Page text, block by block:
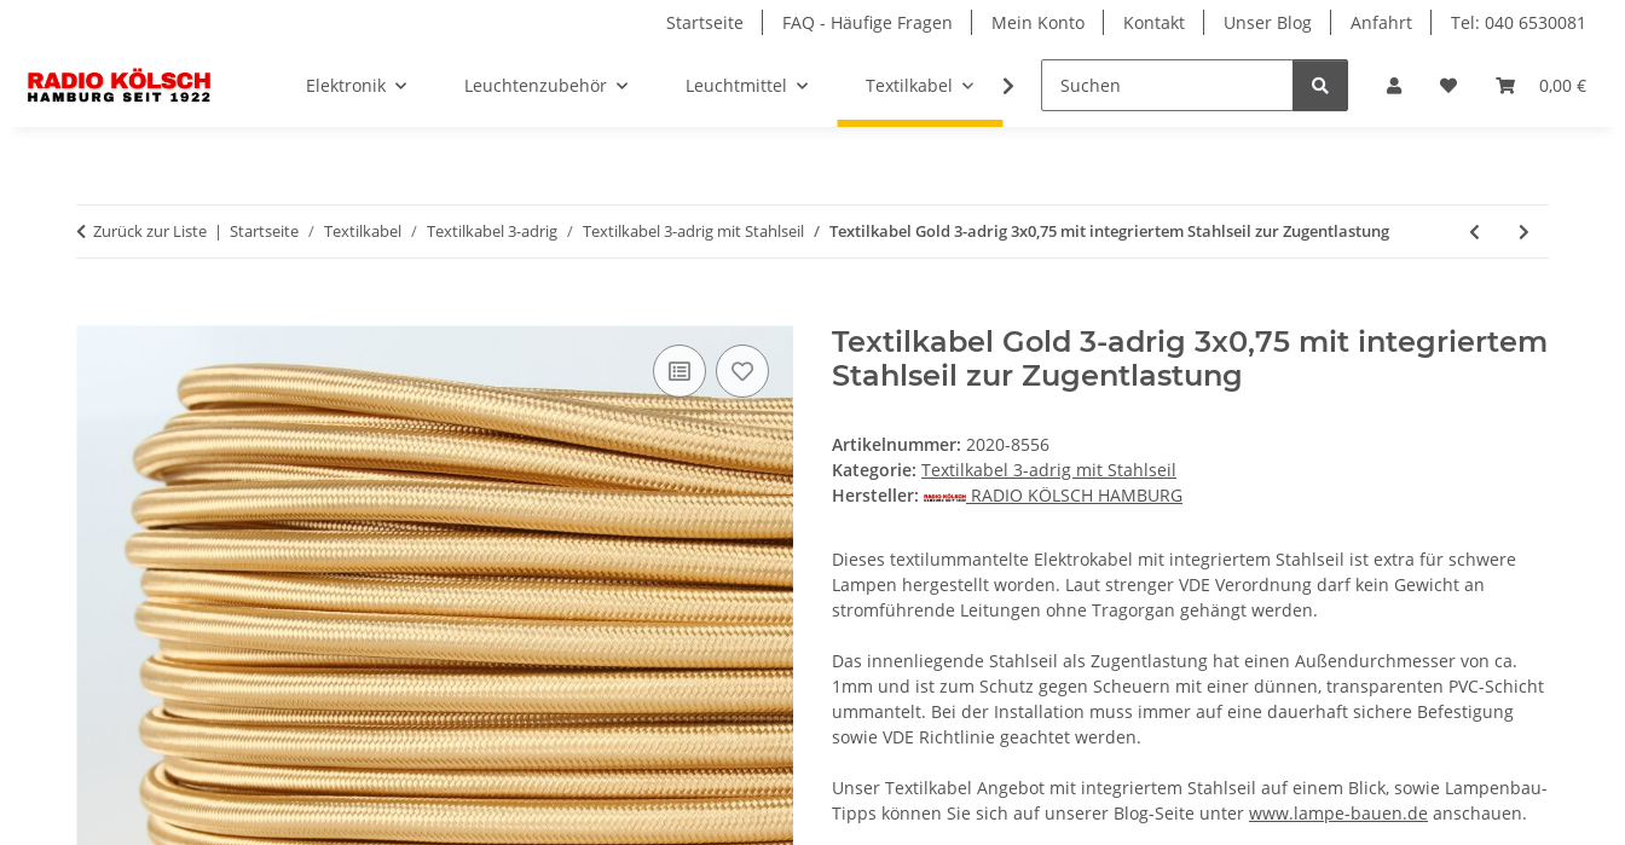
Startseite FAQ - Häufige Fragen Mein Konto Kontakt Unser Blog Anfahrt Tel: 040 6530081
0,00 €
Elektronik Leuchtenzubehör Leuchtmittel Textilkabel Möbel-Ersatzteile
Zurück zur Liste Startseite Textilkabel Textilkabel 3-adrig Textilkabel 3-adrig mit Stahlseil Textilkabel Gold 3-adrig 3x0,75 mit integriertem Stahlseil zur Zugentlastung
Textilkabel Gold 3-adrig 3x0,75 mit integriertem
Stahlseil zur Zugentlastung
Artikelnummer: 2020-8556
Kategorie: Textilkabel 3-adrig mit Stahlseil
Hersteller:
RADIO KÖLSCH HAMBURG
Dieses textilummantelte Elektrokabel mit integriertem Stahlseil ist extra für schwere
Lampen hergestellt worden. Laut strenger VDE Verordnung darf kein Gewicht an
stromführende Leitungen ohne Tragorgan gehängt werden.
Das innenliegende Stahlseil als Zugentlastung hat einen Außendurchmesser von ca.
1mm und ist zum Schutz gegen Scheuern mit einer dünnen, transparenten PVC-Schicht
ummantelt. Bei der Installation muss immer auf eine dauerhaft sichere Befestigung
sowie VDE Richtlinie geachtet werden.
Unser Textilkabel Angebot mit integriertem Stahlseil auf einem Blick, sowie Lampenbau-
Tipps können Sie sich auf unserer Blog-Seite unter www.lampe-bauen.de anschauen.